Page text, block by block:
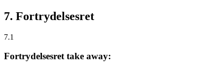
7. Fortrydelsesret
7.1
Fortrydelsesret take away: